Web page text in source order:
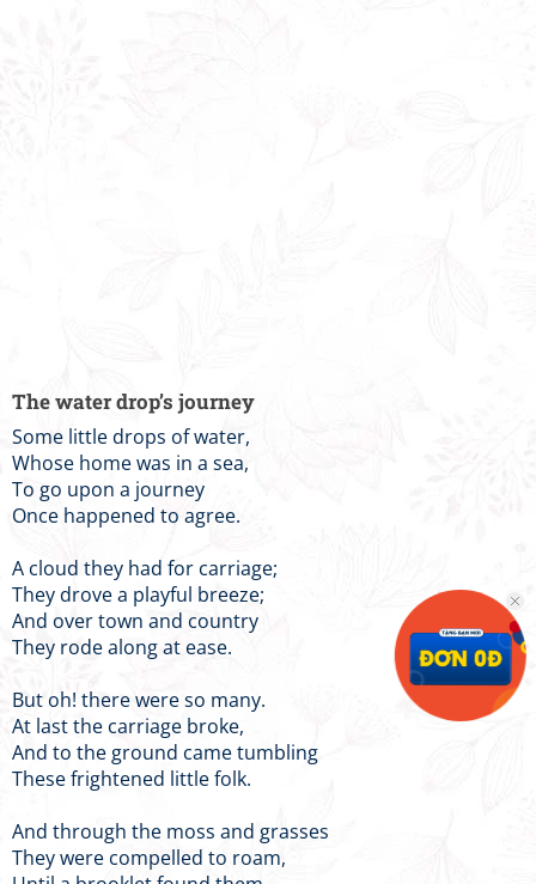
The water drop’s journey
Some little drops of water,
Whose home was in a sea,
To go upon a journey
Once happened to agree.
A cloud they had for carriage;
They drove a playful breeze;
And over town and country
They rode along at ease.
But oh! there were so many.
At last the carriage broke,
And to the ground came tumbling
These frightened little folk.
And through the moss and grasses
They were compelled to roam,